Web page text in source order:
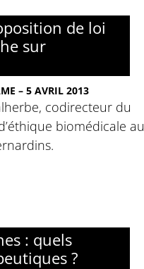
de loi
sur
– 5 AVRIL 2013
codirecteur du
biomédicale au
: quels
?